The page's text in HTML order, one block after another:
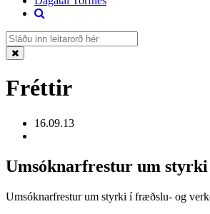
Fréttir
16.09.13
Umsóknarfrestur um
Umsóknarfrestur um styrki í fræðslu- og